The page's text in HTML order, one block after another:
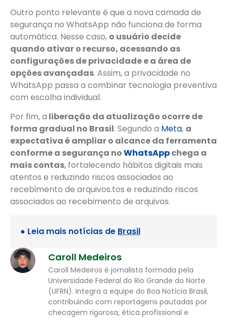
Outro ponto relevante é que a nova camada de
segurança no WhatsApp não funciona de forma
automática. Nesse caso, o usuário decide
quando ativar o recurso, acessando as
configurações de privacidade e a área de
opções avançadas. Assim, a privacidade no
WhatsApp passa a combinar tecnologia preventiva
com escolha individual.
Por fim, a liberação da atualização ocorre de
forma gradual no Brasil. Segundo a Meta, a
expectativa é ampliar o alcance da ferramenta
conforme a segurança noWhatsAppchega a
mais contas, fortalecendo hábitos digitais mais
atentos e reduzindo riscos associados ao
recebimento de arquivos.tos e reduzindo riscos
associados ao recebimento de arquivos.
● Leia mais notícias de Brasil
Caroll Medeiros
Caroll Medeiros é jornalista formada pela
Universidade Federal do Rio Grande do Norte
(UFRN). Integra a equipe do Boa Notícia Brasil,
contribuindo com reportagens pautadas por
checagem rigorosa, ética profissional e